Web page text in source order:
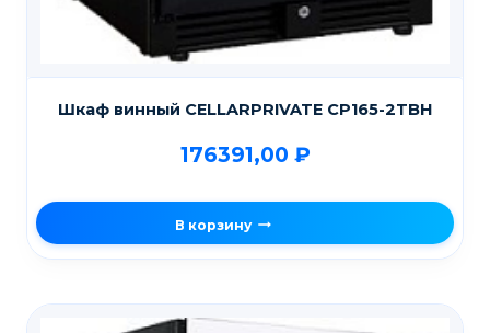
Шкаф винный CELLARPRIVATE CP165-2TBH
176391,00 ₽
В корзину